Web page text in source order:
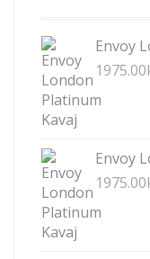
Envoy
1975.00
Envoy
1975.00